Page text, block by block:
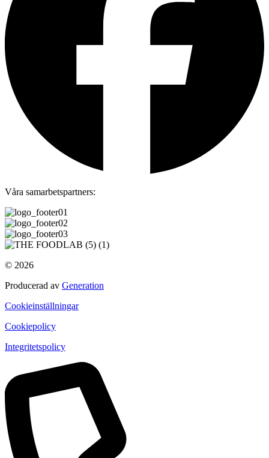
Våra samarbetspartners:
© 2026
Producerad av Generation
Cookieinställningar
Cookiepolicy
Integritetspolicy